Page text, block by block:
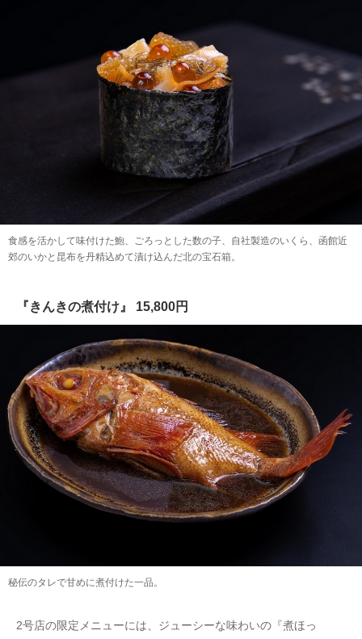
食感を活かして味付けた鮑、ごろっとした数の子、自社製造のいくら、函館近
郊のいかと昆布を丹精込めて漬け込んだ北の宝石箱。
『きんきの煮付け』 15,800円
秘伝のタレで甘めに煮付けた一品。
2号店の限定メニューには、ジューシーな味わいの『煮ほっ